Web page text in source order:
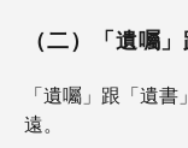
（二）「遺囑
「遺囑」跟「遺
遠。